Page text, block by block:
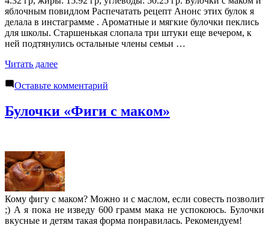
яблочным повидлом Распечатать рецепт Анонс этих булок я
делала в инстаграмме . Ароматные и мягкие булочки пеклись
для школы. Старшенькая слопала три штуки еще вечером, к
ней подтянулись остальные члены семьи …
Читать далее«Булочки
маком
яблочным
повидлом»
Оставьте комментарий
маком
Булочки «Фиги с маком»
Кому фигу с маком? Можно и с маслом, если совесть позволит
;) А я пока не изведу 600 грамм мака не успокоюсь. Булочки
вкусные и детям такая форма понравилась. Рекомендуем!